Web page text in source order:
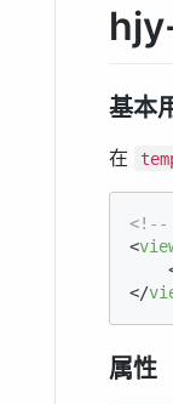
基本
在
<!--
<
</
属性